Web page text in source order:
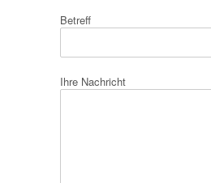
Betreff
Ihre Nachricht